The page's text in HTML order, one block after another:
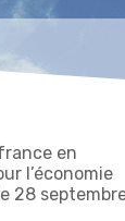
en
l’économie
28